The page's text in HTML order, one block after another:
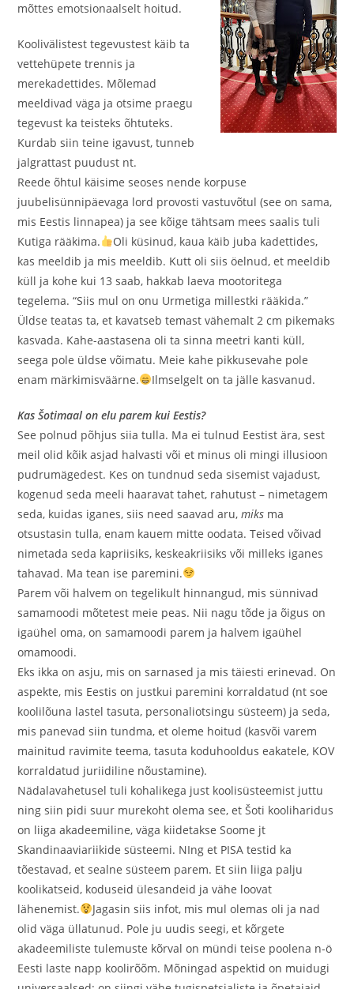
mõttes emotsionaalselt hoitud.
Koolivälistest tegevustest käib ta
vettehüpete trennis ja
merekadettides. Mõlemad
meeldivad väga ja otsime praegu
tegevust ka teisteks õhtuteks.
Kurdab siin teine igavust, tunneb
jalgrattast puudust nt.
Reede õhtul käisime seoses nende korpuse
juubelisünnipäevaga lord provosti vastuvõtul (see on sama,
mis Eestis linnapea) ja see kõige tähtsam mees saalis tuli
Kutiga rääkima.
Oli küsinud, kaua käib juba kadettides,
kas meeldib ja mis meeldib. Kutt oli siis öelnud, et meeldib
küll ja kohe kui 13 saab, hakkab laeva mootoritega
tegelema. “Siis mul on onu Urmetiga millestki rääkida.”
Üldse teatas ta, et kavatseb temast vähemalt 2 cm pikemaks
kasvada. Kahe-aastasena oli ta sinna meetri kanti küll,
seega pole üldse võimatu. Meie kahe pikkusevahe pole
enam märkimisväärne.
Ilmselgelt on ta jälle kasvanud.
Kas Šotimaal on elu parem kui Eestis?
See polnud põhjus siia tulla. Ma ei tulnud Eestist ära, sest
meil olid kõik asjad halvasti või et minus oli mingi illusioon
pudrumägedest. Kes on tundnud seda sisemist vajadust,
kogenud seda meeli haaravat tahet, rahutust – nimetagem
seda, kuidas iganes, siis need saavad aru,miks ma
otsustasin tulla, enam kauem mitte oodata. Teised võivad
nimetada seda kapriisiks, keskeakriisiks või milleks iganes
tahavad. Ma tean ise paremini.
Parem või halvem on tegelikult hinnangud, mis sünnivad
samamoodi mõtetest meie peas. Nii nagu tõde ja õigus on
igaühel oma, on samamoodi parem ja halvem igaühel
omamoodi.
Eks ikka on asju, mis on sarnased ja mis täiesti erinevad. On
aspekte, mis Eestis on justkui paremini korraldatud (nt soe
koolilõuna lastel tasuta, personaliotsingu süsteem) ja seda,
mis panevad siin tundma, et oleme hoitud (kasvõi varem
mainitud ravimite teema, tasuta koduhooldus eakatele, KOV
korraldatud juriidiline nõustamine).
Nädalavahetusel tuli kohalikega just koolisüsteemist juttu
ning siin pidi suur murekoht olema see, et Šoti kooliharidus
on liiga akadeemiline, väga kiidetakse Soome jt
Skandinaaviariikide süsteemi. NIng et PISA testid ka
tõestavad, et sealne süsteem parem. Et siin liiga palju
koolikatseid, koduseid ülesandeid ja vähe loovat
lähenemist.
Jagasin siis infot, mis mul olemas oli ja nad
olid väga üllatunud. Pole ju uudis seegi, et kõrgete
akadeemiliste tulemuste kõrval on mündi teise poolena n-ö
Eesti laste napp koolirõõm. Mõningad aspektid on muidugi